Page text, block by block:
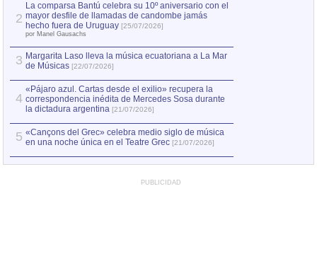
2
La comparsa Bantú celebra su 10º aniversario con el
mayor desfile de llamadas de candombe jamás
hecho fuera de Uruguay [25/07/2026]
por Manel Gausachs
3 Margarita Laso lleva la música ecuatoriana a La Mar
de Músicas [22/07/2026]
4
«Pájaro azul. Cartas desde el exilio» recupera la
correspondencia inédita de Mercedes Sosa durante
la dictadura argentina [21/07/2026]
5 «Cançons del Grec» celebra medio siglo de música
en una noche única en el Teatre Grec [21/07/2026]
PUBLICIDAD